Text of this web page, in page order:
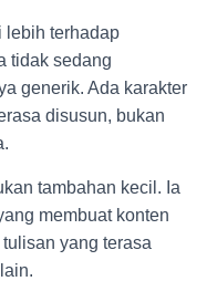
lebih terhadap
tidak sedang
generik. Ada karakter
disusun, bukan
tambahan kecil. Ia
membuat konten
yang terasa